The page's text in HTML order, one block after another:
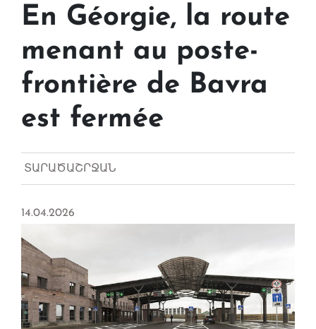
En Géorgie, la route
menant au poste-
frontière de Bavra
est fermée
ՏԱՐԱԾԱՇՐՋԱՆ
14.04.2026